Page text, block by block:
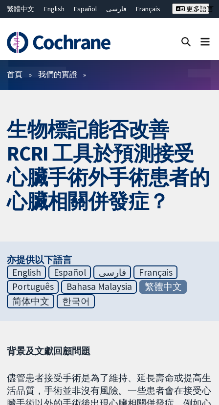
繁體中文 English Español فارسی
Français
ไทย
简体中文
更多語言
篩選條件
首頁 我們的實證
生物標記能否改善
RCRI 工具於預測接受
心臟手術外手術患者的
心臟相關併發症？
亦提供以下語言
English
Español فارسی
Français
Português
Bahasa Malaysia
繁體中文
简体中文
한국어
背景及文獻回顧問題
儘管患者接受手術是為了維持、延長壽命或提高生
活品質，手術並非沒有風險。一些患者會在接受心